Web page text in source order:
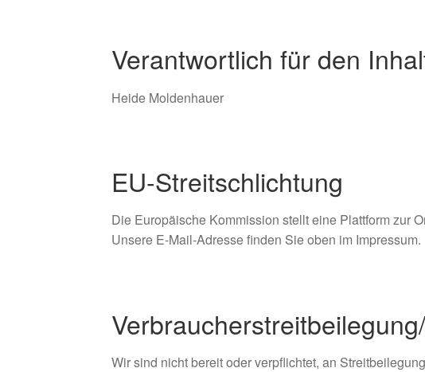
Verantwortlich für den
Heide Moldenhauer
EU-Streitschlichtung
Die Europäische Kommission stellt eine Plattform zur
Unsere E-Mail-Adresse finden Sie oben im Impressum.
Wir sind nicht bereit oder verpflichtet, an